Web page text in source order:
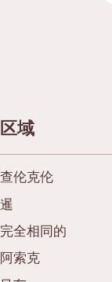
米其林
牛排
日式火锅
烤串/烤内脏
乌东苏克
是拉差
暹罗天地
暖武里府
清迈
区域
查伦克伦
暹
完全相同的
阿索克